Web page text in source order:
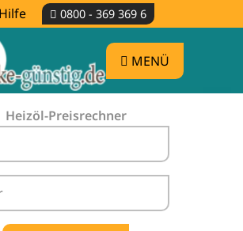
0800 - 369 369 6
MENÜ
Heizöl-Preisrechner
Kolbingen -
günstig tanken